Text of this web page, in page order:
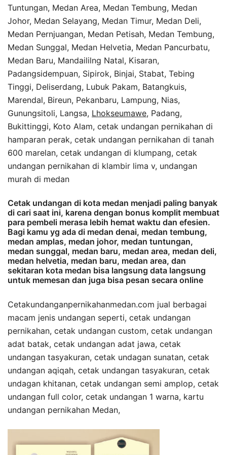
Tuntungan, Medan Area, Medan Tembung, Medan
Johor, Medan Selayang, Medan Timur, Medan Deli,
Medan Pernjuangan, Medan Petisah, Medan Tembung,
Medan Sunggal, Medan Helvetia, Medan Pancurbatu,
Medan Baru, Mandaililng Natal, Kisaran,
Padangsidempuan, Sipirok, Binjai, Stabat, Tebing
Tinggi, Deliserdang, Lubuk Pakam, Batangkuis,
Marendal, Bireun, Pekanbaru, Lampung, Nias,
Gunungsitoli, Langsa, Lhokseumawe, Padang,
Bukittinggi, Koto Alam, cetak undangan pernikahan di
hamparan perak, cetak undangan pernikahan di tanah
600 marelan, cetak undangan di klumpang, cetak
undangan pernikahan di klambir lima v, undangan
murah di medan
Cetak undangan di kota medan menjadi paling banyak
di cari saat ini, karena dengan bonus komplit membuat
para pembeli merasa lebih hemat waktu dan efesien.
Bagi kamu yg ada di medan denai, medan tembung,
medan amplas, medan johor, medan tuntungan,
medan sunggal, medan baru, medan area, medan deli,
medan helvetia, medan baru, medan area, dan
sekitaran kota medan bisa langsung data langsung
untuk memesan dan juga bisa pesan secara online
Cetakundanganpernikahanmedan.com jual berbagai
macam jenis undangan seperti, cetak undangan
pernikahan, cetak undangan custom, cetak undangan
adat batak, cetak undangan adat jawa, cetak
undangan tasyakuran, cetak undagan sunatan, cetak
undangan aqiqah, cetak undangan tasyakuran, cetak
undagan khitanan, cetak undangan semi amplop, cetak
undangan full color, cetak undangan 1 warna, kartu
undangan pernikahan Medan,